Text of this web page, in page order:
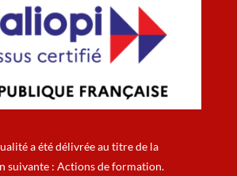
a été délivrée au titre de la
suivante : Actions de formation.